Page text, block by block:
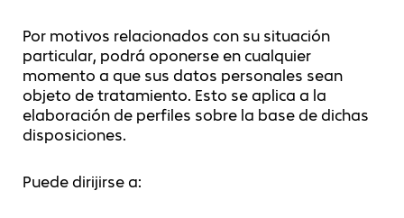
Por motivos relacionados con su situación
particular, podrá oponerse en cualquier
momento a que sus datos personales sean
objeto de tratamiento. Esto se aplica a la
elaboración de perfiles sobre la base de dichas
disposiciones.
Puede dirijirse a: